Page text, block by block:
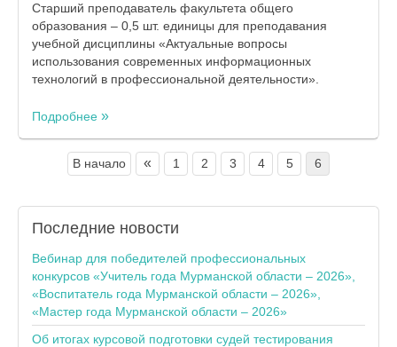
Старший преподаватель факультета общего
образования – 0,5 шт. единицы для преподавания
учебной дисциплины «Актуальные вопросы
использования современных информационных
технологий в профессиональной деятельности».
Подробнее
В начало « 1 2 3 4 5 6
Последние новости
Вебинар для победителей профессиональных
конкурсов «Учитель года Мурманской области – 2026»,
«Воспитатель года Мурманской области – 2026»,
«Мастер года Мурманской области – 2026»
Об итогах курсовой подготовки судей тестирования